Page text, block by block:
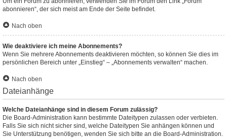
abonnieren“, der sich meist am Ende der Seite befindet.
Nach oben
Wie deaktiviere ich meine Abonnements?
Wenn Sie mehrere Abonnements deaktivieren möchten, so können Sie dies im
persönlichen Bereich unter „Einstieg“ – „Abonnements verwalten“ machen.
Nach oben
Dateianhänge
Welche Dateianhänge sind in diesem Forum zulässig?
Die Board-Administration kann bestimmte Dateitypen zulassen oder verbieten.
Falls Sie sich nicht sicher sind, welche Dateitypen Sie anhängen können und
Sie Unterstützung benötigen, wenden Sie sich bitte an die Board-Administration.